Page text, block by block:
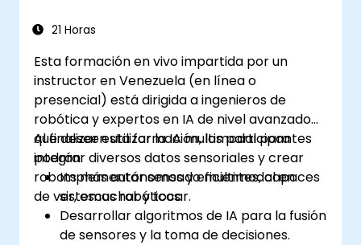
21 Horas
Esta formación en vivo impartida por un
instructor en Venezuela (en línea o
presencial) está dirigida a ingenieros de
robótica y expertos en IA de nivel avanzado
que deseen utilizar la IA multimodal para
integrar diversos datos sensoriales y crear
robots más autónomos y eficientes, capaces
de ver, escuchar y tocar.
Al finalizar esta formación, los participantes
podrán:
Implementar sensado multimodal en
sistemas robóticos.
Desarrollar algoritmos de IA para la fusión
de sensores y la toma de decisiones.